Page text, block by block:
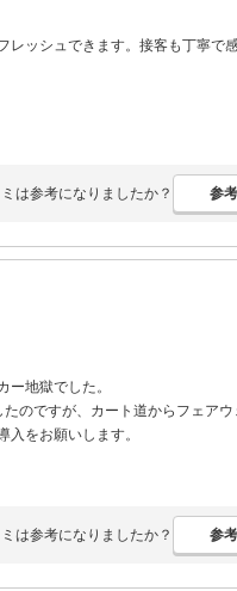
レッシュできます。接客も丁寧で
は参考になりましたか？ 参
地獄でした。
のですが、カート道からフェア
をお願いします。
は参考になりましたか？ 参